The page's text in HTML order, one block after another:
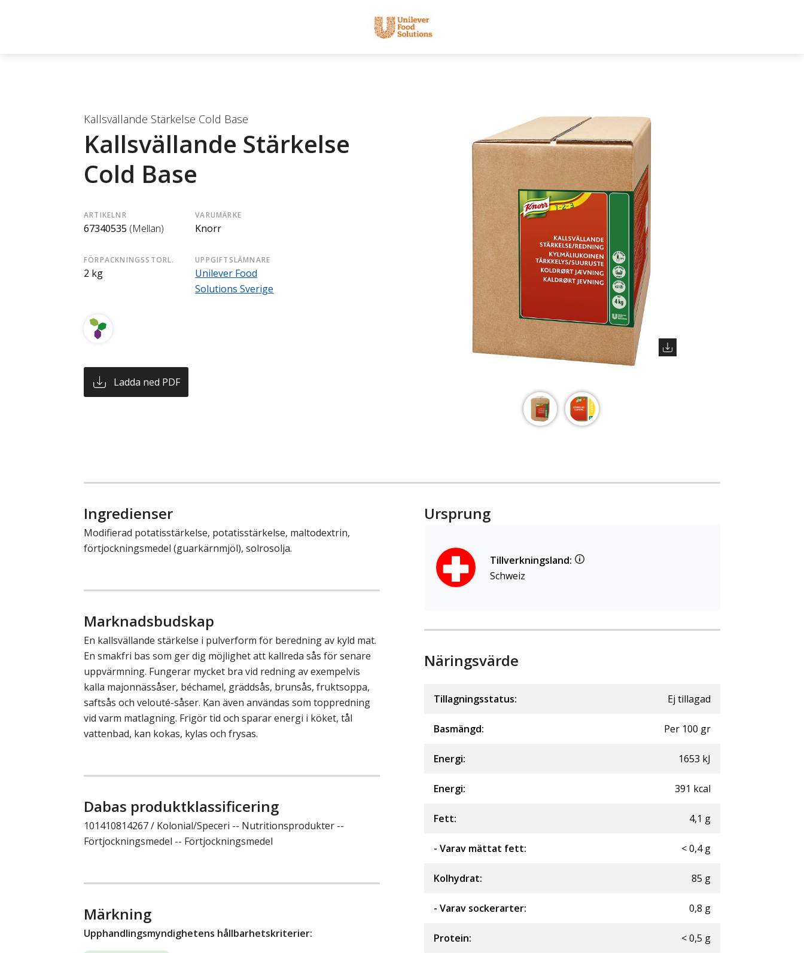
Kallsvällande Stärkelse Cold Base
Kallsvällande Stärkelse
Cold Base
ARTIKELNR
67340535 (Mellan)
VARUMÄRKE
Knorr
FÖRPACKNINGSSTORL.
2 kg
UPPGIFTSLÄMNARE
Unilever Food
Solutions Sverige
Ladda ned PDF
Ingredienser
Modifierad potatisstärkelse, potatisstärkelse, maltodextrin,
förtjockningsmedel (guarkärnmjöl), solrosolja.
Marknadsbudskap
En kallsvällande stärkelse i pulverform för beredning av kyld mat.
En smakfri bas som ger dig möjlighet att kallreda sås för senare
uppvärmning. Fungerar mycket bra vid redning av exempelvis
kalla majonnässåser, béchamel, gräddsås, brunsås, fruktsoppa,
saftsås och velouté-såser. Kan även användas som toppredning
vid varm matlagning. Frigör tid och sparar energi i köket, tål
vattenbad, kan kokas, kylas och frysas.
Dabas produktklassificering
101410814267 / Kolonial/Speceri -- Nutritionsprodukter --
Förtjockningsmedel -- Förtjockningsmedel
Märkning
Upphandlingsmyndighetens hållbarhetskriterier:
Ursprung
Tillverkningsland:
Schweiz
Näringsvärde
Tillagningsstatus: Ej tillagad
Basmängd: Per 100 gr
Energi: 1653 kJ
Energi: 391 kcal
Fett: 4,1 g
- Varav mättat fett: <0,4 g
Kolhydrat: 85 g
- Varav sockerarter: 0,8 g
Protein: <0,5 g